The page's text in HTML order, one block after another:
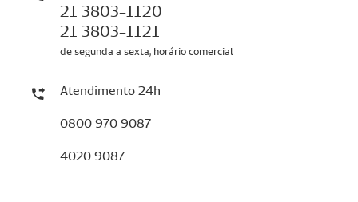
21 3803-1120
21 3803-1121
de segunda a sexta, horário comercial
Atendimento 24h
0800 970 9087
4020 9087